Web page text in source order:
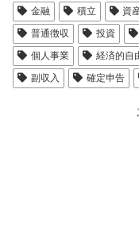
金融
積立 資
普通徴収
投資
個人事業
経済的自
副収入
確定申告